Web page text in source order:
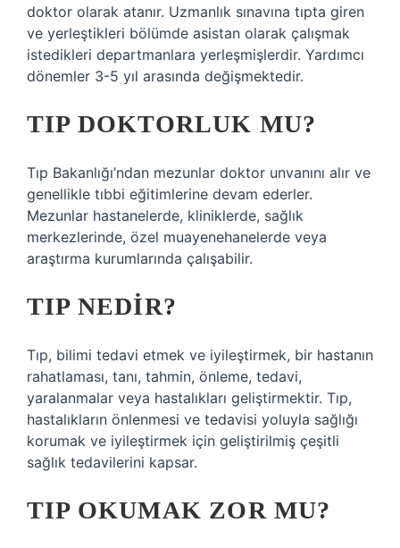
doktor olarak atanır. Uzmanlık sınavına tıpta giren
ve yerleştikleri bölümde asistan olarak çalışmak
istedikleri departmanlara yerleşmişlerdir. Yardımcı
dönemler 3-5 yıl arasında değişmektedir.
TIP DOKTORLUK MU?
Tıp Bakanlığı’ndan mezunlar doktor unvanını alır ve
genellikle tıbbi eğitimlerine devam ederler.
Mezunlar hastanelerde, kliniklerde, sağlık
merkezlerinde, özel muayenehanelerde veya
araştırma kurumlarında çalışabilir.
TIP NEDIR?
Tıp, bilimi tedavi etmek ve iyileştirmek, bir hastanın
rahatlaması, tanı, tahmin, önleme, tedavi,
yaralanmalar veya hastalıkları geliştirmektir. Tıp,
hastalıkların önlenmesi ve tedavisi yoluyla sağlığı
korumak ve iyileştirmek için geliştirilmiş çeşitli
sağlık tedavilerini kapsar.
TIP OKUMAK ZOR MU?